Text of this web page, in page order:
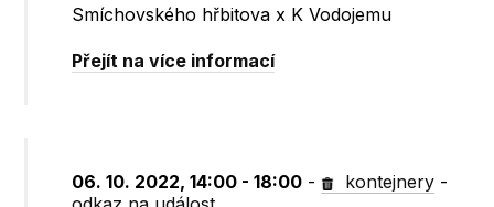
Smíchovského hřbitova x K Vodojemu
Přejít na více informací
06. 10. 2022, 14:00 - 18:00 - kontejnery -